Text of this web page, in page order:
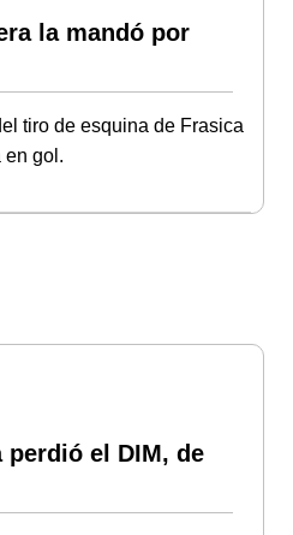
la mandó por
tiro de esquina de Frasica
en gol.
perdió el DIM, de